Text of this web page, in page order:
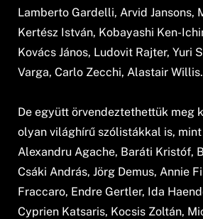
Lamberto Gardelli, Arvid Jansons,
Kertész István, Kobayashi Ken-
Kovács János, Ludovit Rajter, Yuri
Varga, Carlo Zecchi, Alastair Willis.
De együtt örvendeztethettük meg
olyan világhírű szólistákkal is,
Alexandru Agache, Baráti Kristóf,
Csáki András, Jörg Demus, Annie
Fraccaro, Endre Gertler, Ida
Cyprien Katsaris, Kocsis Zoltán,